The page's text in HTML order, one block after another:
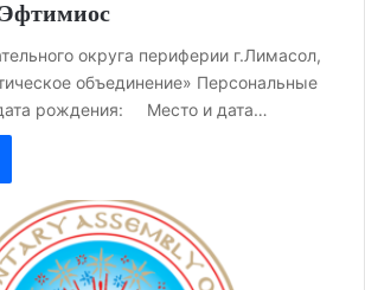
округа периферии г.Лимасол,
объединение» Персональные
рождения: Место и дата…